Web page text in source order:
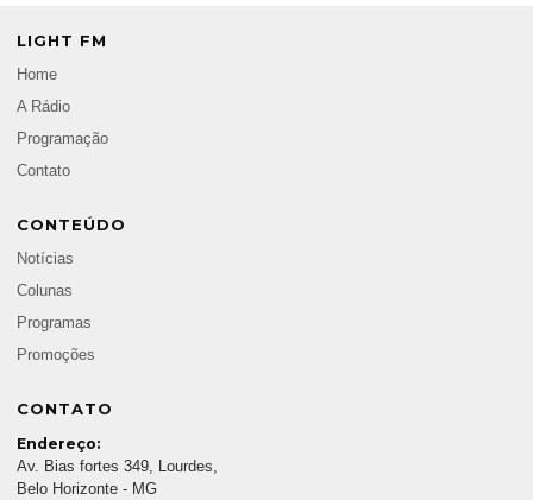
LIGHT FM
Home
A Rádio
Programação
Contato
CONTEÚDO
Notícias
Colunas
Programas
Promoções
CONTATO
Endereço:
Av. Bias fortes 349, Lourdes,
Belo Horizonte - MG